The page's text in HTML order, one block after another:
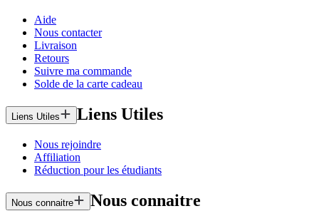
Aide
Nous contacter
Livraison
Retours
Suivre ma commande
Solde de la carte cadeau
Liens Utiles Liens Utiles
Nous rejoindre
Affiliation
Réduction pour les étudiants
Nous connaitre Nous connaitre